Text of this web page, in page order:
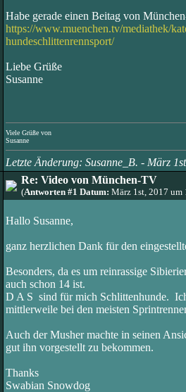
Habe gerade einen Beitag von
https://www.muenchen.tv/mediathek/
hundeschlittenrennsport/
Liebe Grüße
Susanne
Viele Grüße von
Susanne
Letzte Änderung: Susanne_B. - März
Re: Video von München-TV
(Antworten #1 Datum: März 1st, 2017 um
Hallo Susanne,
ganz herzlichen Dank für den
Besonders, da es um reinrassige
auch schon 14 ist.
D A S sind für mich Schlittenhunde.
mittlerweile bei den meisten
Auch der Musher machte in seinen
gut ihn vorgestellt zu bekommen.
Thanks
Swabian Snowdog